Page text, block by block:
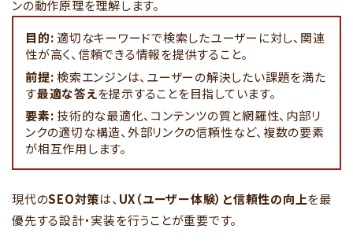
ンの動作原理を理解します。
目的: 適切なキーワードで検索したユーザーに対し、関連
性が高く、信頼できる情報を提供すること。
前提:検索エンジンは、ユーザーの解決したい課題を満た
す最適な答えを提示することを目指しています。
要素: 技術的な最適化、コンテンツの質と網羅性、内部リ
ンクの適切な構造、外部リンクの信頼性など、複数の要素
が相互作用します。
現代のSEO対策は、 UX（ユーザー体験）と信頼性の向上を最
優先する設計・実装を行うことが重要です。